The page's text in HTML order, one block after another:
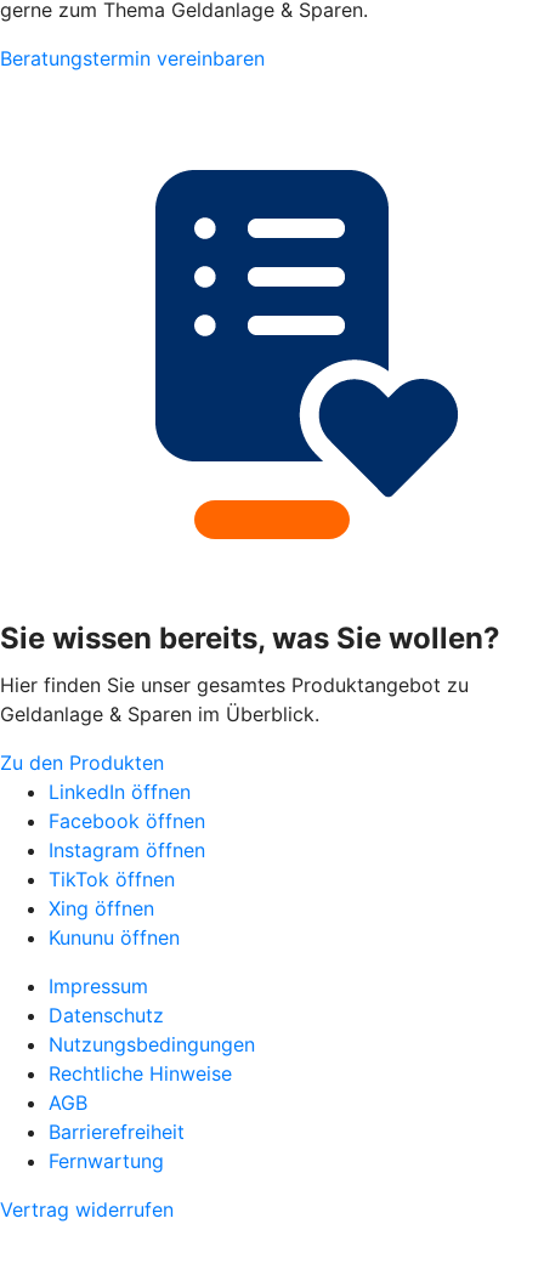
gerne zum Thema Geldanlage & Sparen.
Beratungstermin vereinbaren
Sie wissen bereits, was Sie wollen?
Hier finden Sie unser gesamtes Produktangebot zu
Geldanlage & Sparen im Überblick.
Zu den Produkten
LinkedIn öffnen
Facebook öffnen
Instagram öffnen
TikTok öffnen
Xing öffnen
Kununu öffnen
Impressum
Datenschutz
Nutzungsbedingungen
Rechtliche Hinweise
AGB
Barrierefreiheit
Fernwartung
Vertrag widerrufen